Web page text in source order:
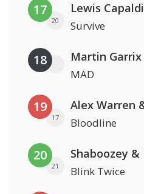
17
20
Lewis Capaldi
Survive
18 Martin
MAD
19
17
Alex Warren
Bloodline
20
21
Shaboozey
Blink Twice